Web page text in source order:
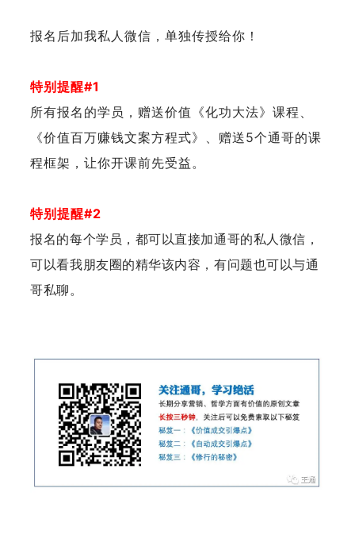
报名后加我私人微信，单独传授给你！
特别提醒#1
所有报名的学员，赠送价值《化功大法》课程、
《价值百万赚钱文案方程式》、赠送5个通哥的课
程框架，让你开课前先受益。
特别提醒#2
报名的每个学员，都可以直接加通哥的私人微信，
可以看我朋友圈的精华该内容，有问题也可以与通
哥私聊。